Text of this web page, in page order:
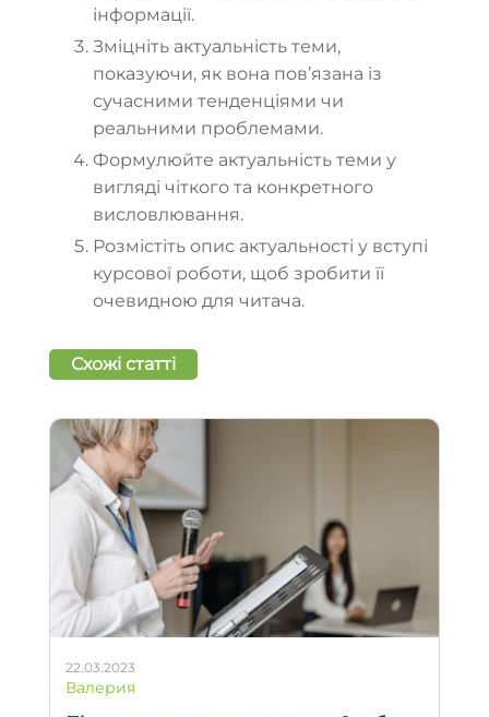
інформації.
Зміцніть актуальність теми,
показуючи, як вона пов’язана із
сучасними тенденціями чи
реальними проблемами.
Формулюйте актуальність теми у
вигляді чіткого та конкретного
висловлювання.
Розмістіть опис актуальності у вступі
курсової роботи, щоб зробити її
очевидною для читача.
Схожі статті
22.03.2023
Валерия